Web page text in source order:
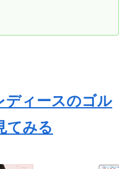
ディースのゴル
てみる